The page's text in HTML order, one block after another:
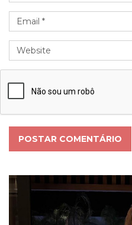
POSTAR COMENTÁRIO